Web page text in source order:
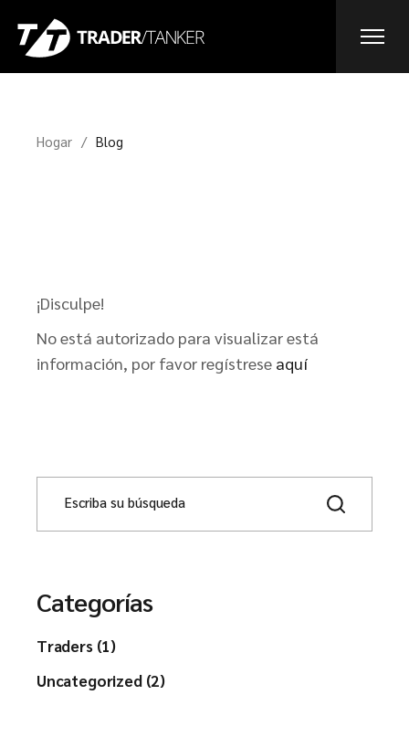
Hogar Blog
¡Disculpe!
No está autorizado para visualizar está
información, por favor regístrese aquí
Categorías
Traders (1)
Uncategorized (2)